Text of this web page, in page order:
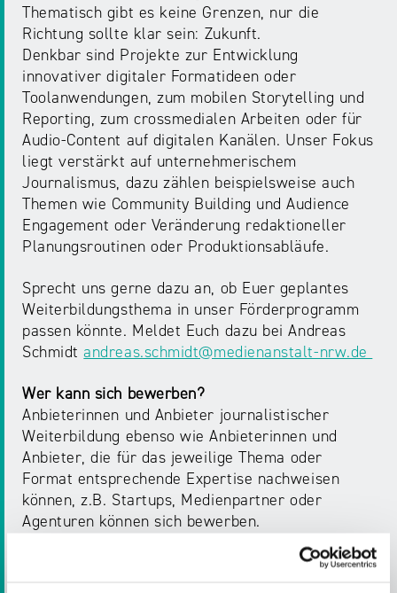
Safer
Internet
Day
Elternabende
Thematisch gibt es keine Grenzen, nur die
Richtung sollte klar sein: Zukunft.
Denkbar sind Projekte zur Entwicklung
innovativer digitaler Formatideen oder
Toolanwendungen, zum mobilen Storytelling und
Reporting, zum crossmedialen Arbeiten oder für
Audio-Content auf digitalen Kanälen. Unser Fokus
liegt verstärkt auf unternehmerischem
Journalismus, dazu zählen beispielsweise auch
Themen wie Community Building und Audience
Engagement oder Veränderung redaktioneller
Planungsroutinen oder Produktionsabläufe.
Sprecht uns gerne dazu an, ob Euer geplantes
Weiterbildungsthema in unser Förderprogramm
passen könnte. Meldet Euch dazu bei Andreas
Schmidtandreas.schmidt@medienanstalt-nrw.de
Wer kann sich bewerben?
Anbieterinnen und Anbieter journalistischer
Weiterbildung ebenso wie Anbieterinnen und
Anbieter, die für das jeweilige Thema oder
Format entsprechende Expertise nachweisen
können, z.B. Startups, Medienpartner oder
Agenturen können sich bewerben.